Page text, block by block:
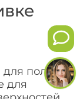
полов
для